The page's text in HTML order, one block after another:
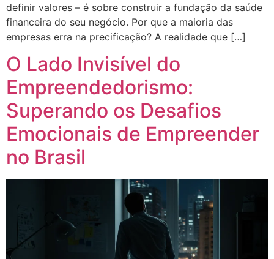
definir valores – é sobre construir a fundação da saúde
financeira do seu negócio. Por que a maioria das
empresas erra na precificação? A realidade que […]
O Lado Invisível do
Empreendedorismo:
Superando os Desafios
Emocionais de Empreender
no Brasil